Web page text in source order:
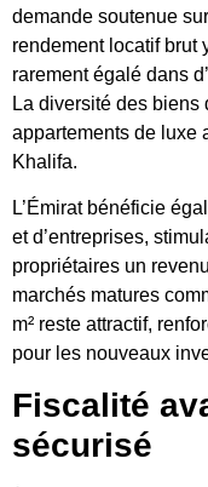
demande soutenue
rendement locatif brut
rarement égalé dans
La diversité des
appartements de luxe
Khalifa.
L’Émirat bénéficie
et d’entreprises,
propriétaires un
marchés matures
m² reste attractif,
pour les nouveaux
Fiscalité
sécurisé